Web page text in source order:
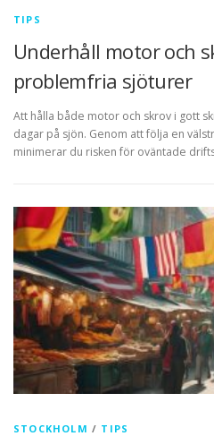
TIPS
Underhåll motor och
problemfria sjöturer
Att hålla både motor och skrov i gott
dagar på sjön. Genom att följa en
minimerar du risken för oväntade
STOCKHOLM / TIPS